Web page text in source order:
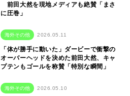
前田大然を現地メディアも絶賛「まさ
に圧巻」
海外その他 2026.05.11
「体が勝手に動いた」ダービーで衝撃の
オーバーヘッドを決めた前田大然、キャ
プテンもゴールを称賛「特別な瞬間」
海外その他 2026.05.10